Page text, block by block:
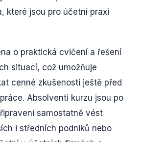
které jsou pro účetní praxi
o praktická cvičení a řešení
situací, což umožňuje
cenné zkušenosti ještě před
Absolventi kurzu jsou po
samostatně vést
i středních podniků nebo